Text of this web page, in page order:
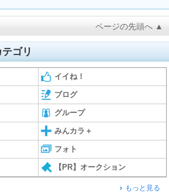
ページの先頭へ ▲
ゴリ
イイね！
ブログ
グループ
みんカラ＋
フォト
【PR】オークション
もっと見る